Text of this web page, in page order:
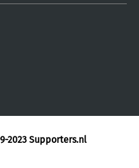
2023 Supporters.nl